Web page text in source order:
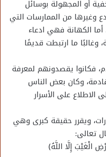
أو المجهولة بوسائل
وغيرها من الممارسات التي
الكهانة فهي ادعاء
وغالبًا ما ارتبطت قديمًا
فكانوا يقصدونهم لمعرفة
وكان بعض الناس
على الأسرار
ويقرر حقيقة كبرى وهي
تعالى:
الْغَيْبَ إِلَّا اللَّهُ﴾